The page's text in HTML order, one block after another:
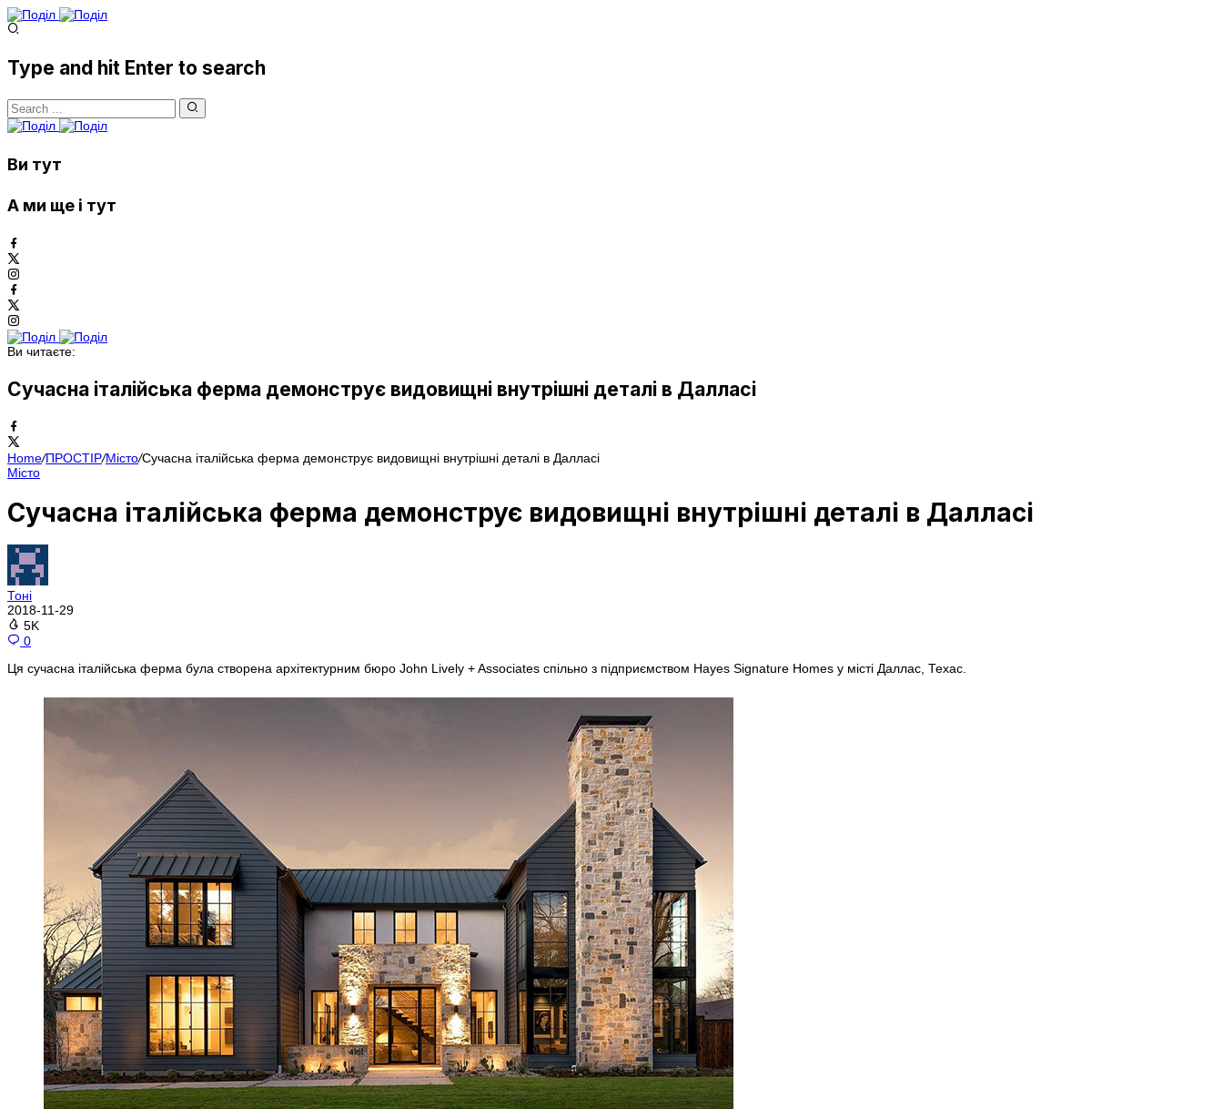
Type and hit Enter to search
Ви тут
А ми ще і тут
Ви читаєте:
Сучасна італійська ферма демонструє видовищні внутрішні деталі в Далласі
Home/ПРОСТІР/Місто/Сучасна італійська ферма демонструє видовищні внутрішні деталі в Далласі
Місто
Сучасна італійська ферма демонструє видовищні внутрішні деталі в Далласі
Тоні
2018-11-29
5K
0
Ця сучасна італійська ферма була створена архітектурним бюро John Lively + Associates спільно з підприємством Hayes Signature Homes у місті Даллас, Техас.